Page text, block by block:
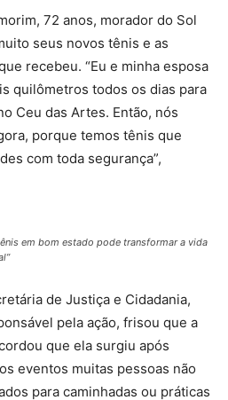
72 anos, morador do Sol
seus novos tênis e as
recebeu. “Eu e minha esposa
quilômetros todos os dias para
Ceu das Artes. Então, nós
porque temos tênis que
com toda segurança”,
em bom estado pode transformar a vida
de Justiça e Cidadania,
pela ação, frisou que a
que ela surgiu após
eventos muitas pessoas não
para caminhadas ou práticas